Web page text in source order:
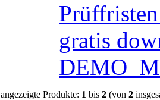
gratis
DEMO
angezeigte Produkte: 1 bis 2 (von 2